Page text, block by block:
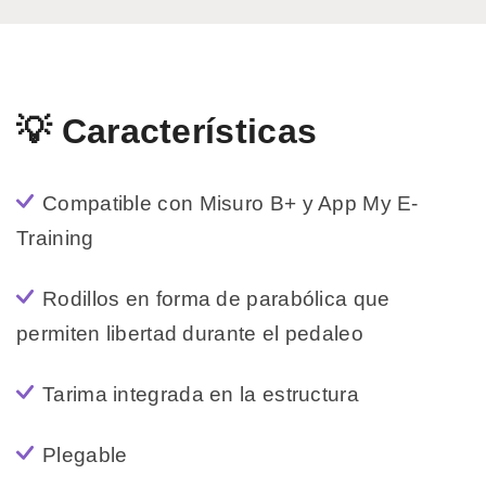
💡 Características
Compatible con Misuro B+ y App My E-
Training
Rodillos en forma de parabólica que
permiten libertad durante el pedaleo
Tarima integrada en la estructura
Plegable